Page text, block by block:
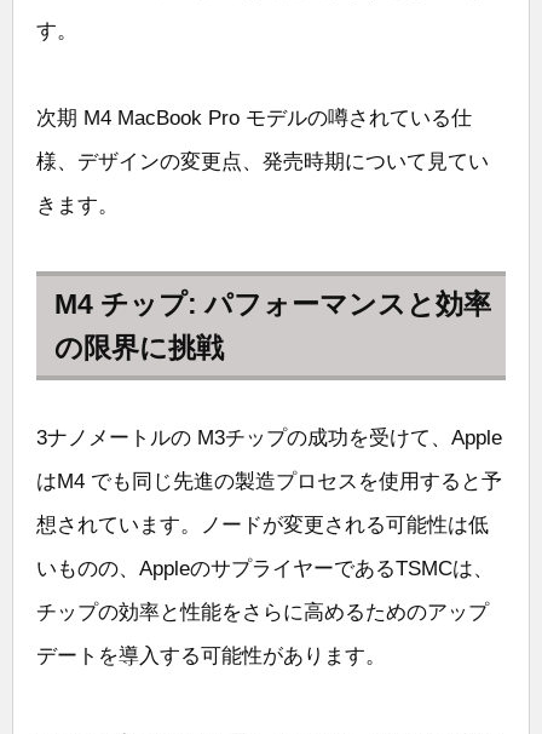
す。
次期 M4 MacBook Pro モデルの噂されている仕
様、デザインの変更点、発売時期について見てい
きます。
M4 チップ: パフォーマンスと効率
の限界に挑戦
3ナノメートルの M3チップの成功を受けて、Apple
はM4 でも同じ先進の製造プロセスを使用すると予
想されています。ノードが変更される可能性は低
いものの、AppleのサプライヤーであるTSMCは、
チップの効率と性能をさらに高めるためのアップ
デートを導入する可能性があります。